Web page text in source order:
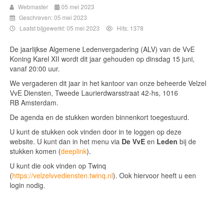
Webmaster
05 mei 2023
Geschreven: 05 mei 2023
Laatst bijgewerkt: 05 mei 2023
Hits: 1378
De jaarlijkse Algemene Ledenvergadering (ALV) van de VvE
Koning Karel XII wordt dit jaar gehouden op dinsdag 15 juni,
vanaf 20:00 uur.
We vergaderen dit jaar in het kantoor van onze beheerde Velzel
VvE Diensten, Tweede Laurierdwarsstraat 42-hs, 1016
RB Amsterdam.
De agenda en de stukken worden binnenkort toegestuurd.
U kunt de stukken ook vinden door in te loggen op deze
website. U kunt dan in het menu via De VvE en Leden bij de
stukken komen (deeplink).
U kunt die ook vinden op Twinq
(https://velzelvvediensten.twinq.nl). Ook hiervoor heeft u een
login nodig.